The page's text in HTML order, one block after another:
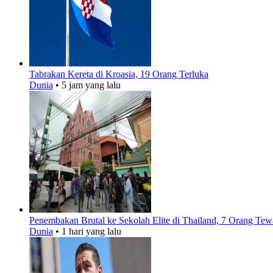
Tabrakan Kereta di Kroasia, 19 Orang Terluka
Dunia • 5 jam yang lalu
Penembakan Brutal ke Sekolah Elite di Thailand, 7 Orang
Dunia • 1 hari yang lalu